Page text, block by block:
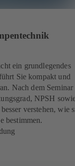
ein grundlegendes
Sie kompakt und
Nach dem Seminar
NPSH
verstehen, wie
bestimmen.